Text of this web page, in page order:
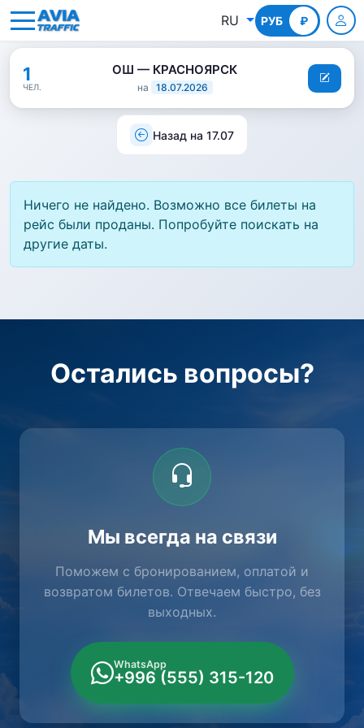
RU РУБ ₽
КГС
1
ЧЕЛ.
ОШ — КРАСНОЯРСК
на 18.07.2026
Назад на 17.07
Ничего не найдено. Возможно все билеты на
рейс были проданы. Попробуйте поискать на
другие даты.
Остались вопросы?
Мы всегда на связи
Поможем с бронированием, оплатой и
возвратом билетов. Отвечаем быстро, без
выходных.
WhatsApp
+996 (555) 315-120